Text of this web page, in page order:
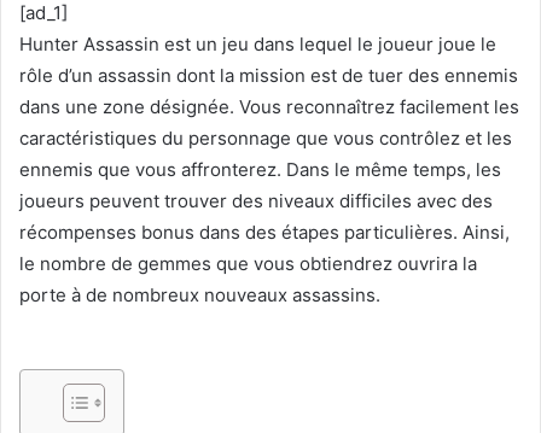
[ad_1]
Hunter Assassin est un jeu dans lequel le joueur joue le
rôle d’un assassin dont la mission est de tuer des ennemis
dans une zone désignée. Vous reconnaîtrez facilement les
caractéristiques du personnage que vous contrôlez et les
ennemis que vous affronterez. Dans le même temps, les
joueurs peuvent trouver des niveaux difficiles avec des
récompenses bonus dans des étapes particulières. Ainsi,
le nombre de gemmes que vous obtiendrez ouvrira la
porte à de nombreux nouveaux assassins.